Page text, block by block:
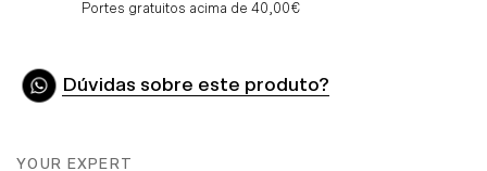
Portes gratuitos acima de 40,00€
Dúvidas sobre este produto?
YOUR EXPERT